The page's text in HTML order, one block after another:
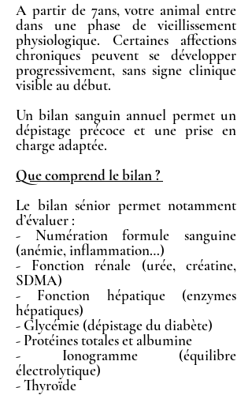
A partir de 7ans, votre animal entre
dans une phase de vieillissement
physiologique. Certaines affections
chroniques peuvent se développer
progressivement, sans signe clinique
visible au début.
Un bilan sanguin annuel permet un
dépistage précoce et une prise en
charge adaptée.
Que comprend le bilan ?
Le bilan sénior permet notamment
d’évaluer :
- Numération formule sanguine
(anémie, inflammation…)
- Fonction rénale (urée, créatine,
SDMA)
- Fonction hépatique (enzymes
hépatiques)
- Glycémie (dépistage du diabète)
- Protéines totales et albumine
- Ionogramme (équilibre
électrolytique)
- Thyroïde